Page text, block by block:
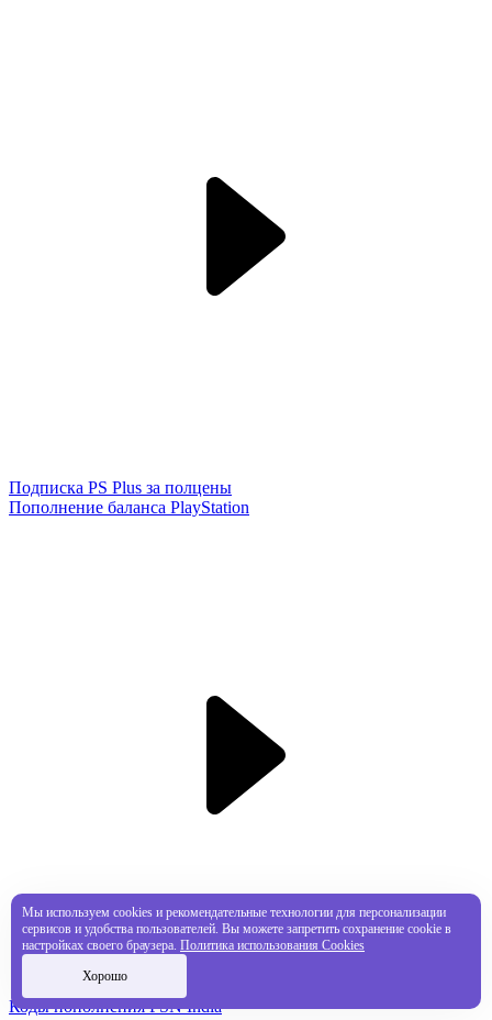
Подписка PS Plus за полцены
Пополнение баланса PlayStation
Коды пополнения PSN India
Мы используем cookies и рекомендательные технологии для персонализации
сервисов и удобства пользователей. Вы можете запретить сохранение cookie в
настройках своего браузера. Политика использования Cookies
Хорошо